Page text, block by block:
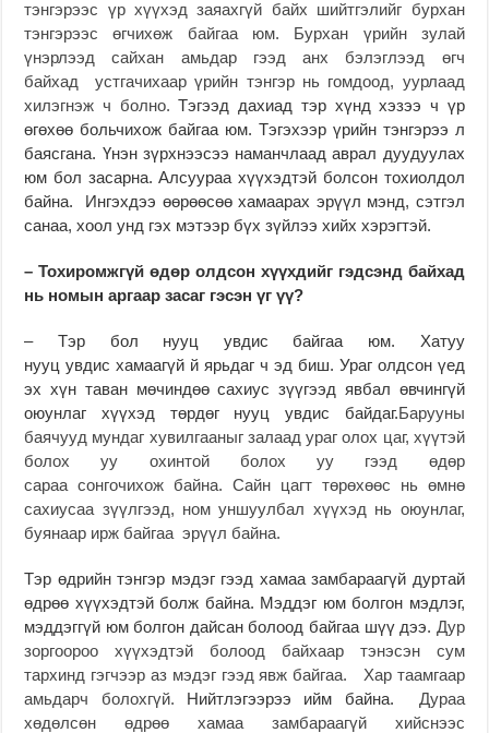
тэнгэрээс үр хүүхэд заяахгүй байх шийтгэлийг бурхан
тэнгэрээс өгчихөж байгаа юм.
Бурхан үрийн зулай
үнэрлээд сайхан амьдар гээд анх бэлэглээд өгч
байхад устгачихаар үрийн тэнгэр нь гомдоод, уурлаад
хилэгнэж ч болно.Тэгээд дахиад тэр хүнд хэзээ ч үр
өгөхөө больчихож байгаа юм. Тэгэхээр үрийн тэнгэрээ л
баясгана. Үнэн зүрхнээсээ наманчлаад аврал дуудуулах
юм бол засарна. Алсуураа хүүхэдтэй болсон тохиолдол
байна. Ингэхдээ өөрөөсөө хамаарах эрүүл мэнд, сэтгэл
санаа, хоол унд гэх мэтээр бүх зүйлээ хийх хэрэгтэй.
– Тохиромжгүй өдөр олдсон хүүхдийг гэдсэнд байхад
нь номын аргаар засаг гэсэн үг үү?
– Тэр бол нууц увдис байгаа юм. Хатуу
нууц увдис хамаагүй й ярьдаг ч эд биш. Ураг олдсон үед
эх хүн таван мөчиндөө сахиус зүүгээд явбал өвчингүй
оюунлаг хүүхэд төрдөг нууц увдис байдаг.Барууны
баячууд мундаг хувилгааныг залаад ураг олох цаг, хүүтэй
болох уу охинтой болох уу гээд өдөр
сараа сонгочихож байна. Сайн цагт төрөхөөс нь өмнө
сахиусаа зүүлгээд, ном уншуулбал хүүхэд нь оюунлаг,
буянаар ирж байгаа эрүүл байна.
Тэр өдрийн тэнгэр мэдэг гээд хамаа замбараагүй дуртай
өдрөө хүүхэдтэй болж байна. Мэддэг юм болгон мэдлэг,
мэддэггүй юм болгон дайсан болоод байгаа шүү дээ. Дур
зоргоороо хүүхэдтэй болоод байхаар тэнэсэн сум
тархинд гэгчээр аз мэдэг гээд явж байгаа. Хар таамгаар
амьдарч болохгүй. Нийтлэгээрээ ийм байна. Дураа
хөдөлсөн өдрөө хамаа замбараагүй хийснээс